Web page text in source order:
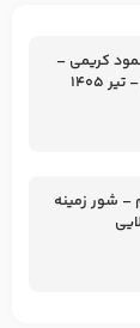
کریمی –
شهادت حضرت رقیه علیها السلام – تیر ۱۴۰۵
– شور زمینه
– کربلایی